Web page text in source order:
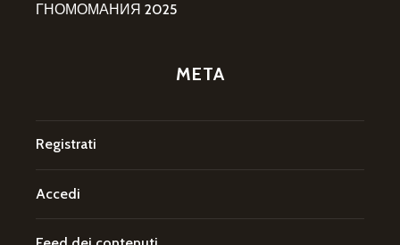
ГНОМОМАНИЯ 2025
META
Registrati
Accedi